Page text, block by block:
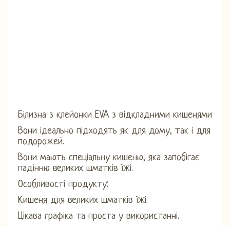
Білизна з клейонки EVA з відкладними кишенями
Вони ідеально підходять як для дому, так і для
подорожей.
Вони мають спеціальну кишеню, яка запобігає
падінню великих шматків їжі.
Особливості продукту:
Кишеня для великих шматків їжі.
Цікава графіка та проста у використанні.